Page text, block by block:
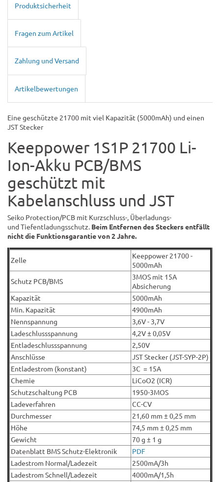
Produktsicherheit
Fragen zum Artikel
Zahlung und Versand
Artikelbewertungen
Eine geschützte 21700 mit viel Kapazität (5000mAh) und einen
JST Stecker
Keeppower 1S1P 21700 Li-
Ion-Akku PCB/BMS
geschützt mit
Kabelanschluss und JST
Seiko Protection/PCB mit Kurzschluss-, Überladungs-
und Tiefentladungsschutz. Beim Entfernen des Steckers entfällt
nicht die Funktionsgarantie von 2 Jahre.
Zelle
Keeppower 21700 -
5000mAh
Schutz PCB/BMS
3MOS mit 15A
Absicherung
Kapazität
5000mAh
Min. Kapazität
4900mAh
Nennspannung
3,6V - 3,7V
Ladeschlussspannung
4,2V ± 0,05V
Entladeschlussspannung
2,50V
Anschlüsse
JST Stecker (JST-SYP-2P)
Entladestrom (konstant)
3C = 15A
Chemie
LiCoO2 (ICR)
Schutzschaltung PCB
1950-3MOS
Ladeverfahren
CC-CV
Durchmesser
21,60 mm ± 0,25 mm
Höhe
74,5 mm ± 0,25 mm
Gewicht
70 g ± 1 g
Datenblatt BMS Schutz-Elektronik
PDF
Ladestrom Normal/Ladezeit
2500mA/3h
Ladestrom Schnell/Ladezeit
4000mA/1,5h